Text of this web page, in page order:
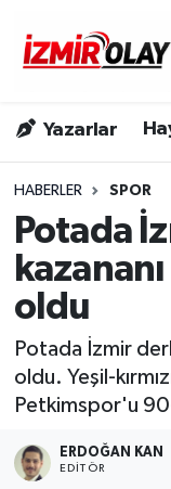
Yazarlar
HABERLER SPOR
Potada
oldu
Potada İzmir
oldu. Yeşil-
Petkimspor'u
ERDOĞAN KAN
EDITÖR
Konak Trafik
Süper Lig
Tüm
Son Dakika
Haber Arşivi